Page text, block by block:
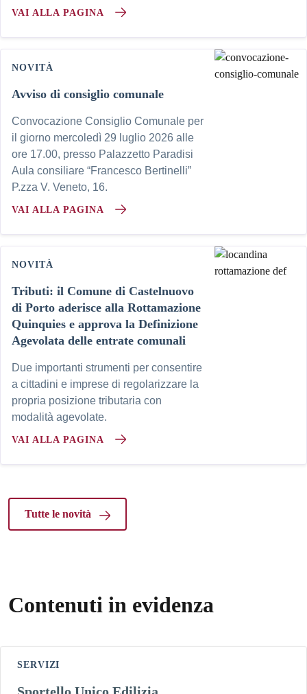
VAI ALLA PAGINA
NOVITÀ
Avviso di consiglio comunale
Convocazione Consiglio Comunale per
il giorno mercoledì 29 luglio 2026 alle
ore 17.00, presso Palazzetto Paradisi
Aula consiliare “Francesco Bertinelli”
P.zza V. Veneto, 16.
VAI ALLA PAGINA
NOVITÀ
Tributi: il Comune di Castelnuovo
di Porto aderisce alla Rottamazione
Quinquies e approva la Definizione
Agevolata delle entrate comunali
Due importanti strumenti per consentire
a cittadini e imprese di regolarizzare la
propria posizione tributaria con
modalità agevolate.
VAI ALLA PAGINA
Tutte le novità
Contenuti in evidenza
SERVIZI